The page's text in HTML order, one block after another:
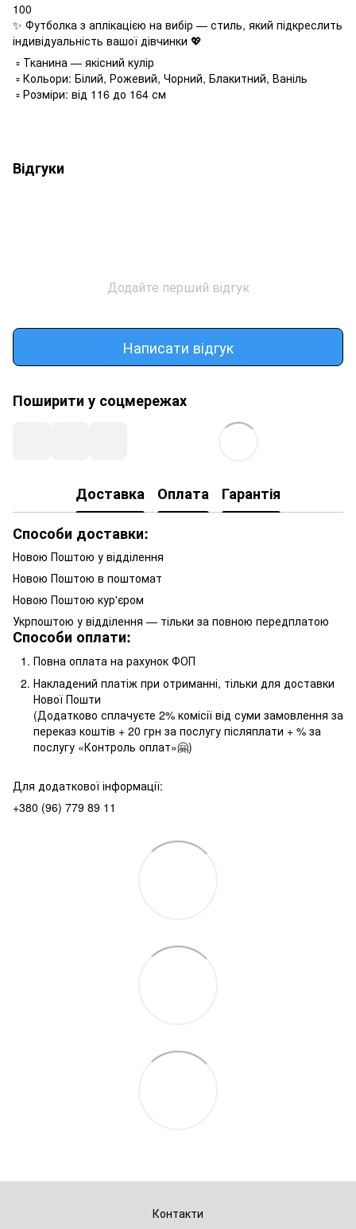
100
✨ Футболка з аплікацією на вибір — стиль, який підкреслить
індивідуальність вашої дівчинки 💖
▫️ Тканина — якісний кулір
▫️ Кольори: Білий, Рожевий, Чорний, Блакитний, Ваніль
▫️ Розміри: від 116 до 164 см
Відгуки
Додайте перший відгук
Написати відгук
Поширити у соцмережах
Доставка Оплата
Гарантія
Способи доставки:
Новою Поштою у відділення
Новою Поштою в поштомат
Новою Поштою кур'єром
Укрпоштою у відділення — тільки за повною передплатою
Способи оплати:
Повна оплата на рахунок ФОП
Накладений платіж при отриманні, тільки для доставки
Нової Пошти
(Додатково сплачуєте 2% комісії від суми замовлення за
переказ коштів + 20 грн за послугу післяплати + % за
послугу «Контроль оплат»🤗)
Для додаткової інформації:
+380 (96) 779 89 11
Контакти